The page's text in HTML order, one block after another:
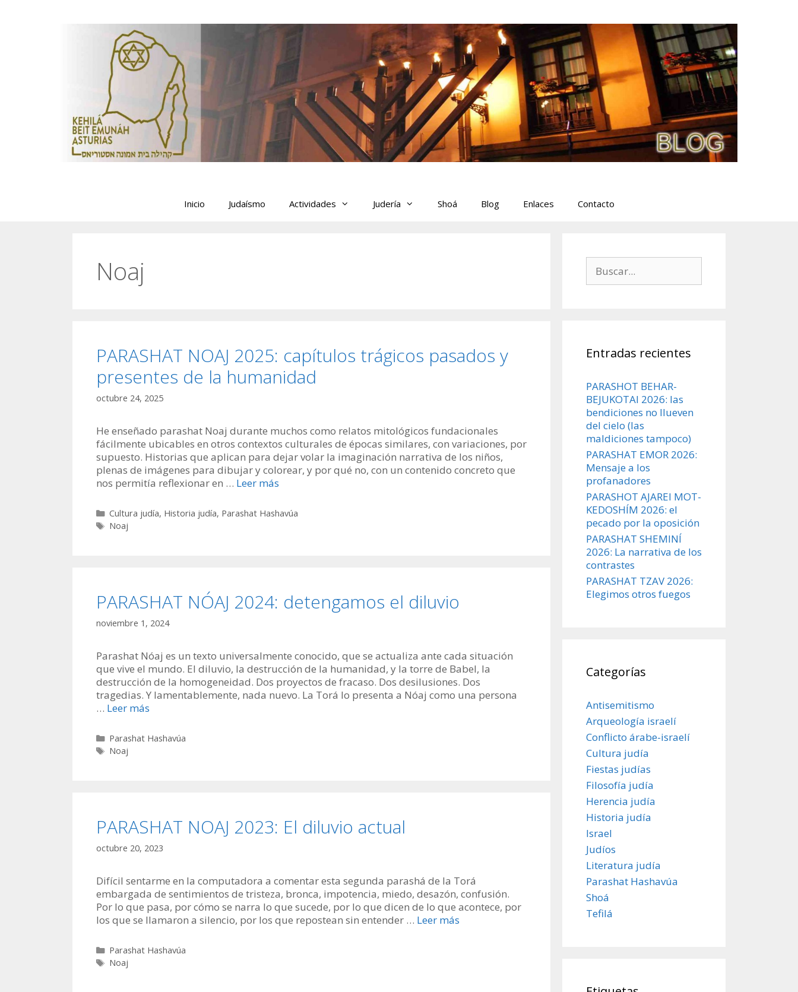
Inicio Judaísmo Actividades Judería Shoá Blog Enlaces Contacto
Noaj
PARASHAT NOAJ 2025: capítulos trágicos pasados y
presentes de la humanidad
octubre 24, 2025
He enseñado parashat Noaj durante muchos como relatos mitológicos fundacionales
fácilmente ubicables en otros contextos culturales de épocas similares, con variaciones, por
supuesto. Historias que aplican para dejar volar la imaginación narrativa de los niños,
plenas de imágenes para dibujar y colorear, y por qué no, con un contenido concreto que
nos permitía reflexionar en … Leer más
Categorías
Cultura judía, Historia judía, Parashat Hashavúa
Etiquetas
Noaj
PARASHAT NÓAJ 2024: detengamos el diluvio
noviembre 1, 2024
Parashat Nóaj es un texto universalmente conocido, que se actualiza ante cada situación
que vive el mundo. El diluvio, la destrucción de la humanidad, y la torre de Babel, la
destrucción de la homogeneidad. Dos proyectos de fracaso. Dos desilusiones. Dos
tragedias. Y lamentablemente, nada nuevo. La Torá lo presenta a Nóaj como una persona
… Leer más
Categorías
Parashat Hashavúa
Etiquetas
Noaj
PARASHAT NOAJ 2023: El diluvio actual
octubre 20, 2023
Difícil sentarme en la computadora a comentar esta segunda parashá de la Torá
embargada de sentimientos de tristeza, bronca, impotencia, miedo, desazón, confusión.
Por lo que pasa, por cómo se narra lo que sucede, por lo que dicen de lo que acontece, por
los que se llamaron a silencio, por los que repostean sin entender … Leer más
Categorías
Parashat Hashavúa
Etiquetas
Noaj
Entradas recientes
PARASHOT BEHAR-
BEJUKOTAI 2026: las
bendiciones no llueven
del cielo (las
maldiciones tampoco)
PARASHAT EMOR 2026:
Mensaje a los
profanadores
PARASHOT AJAREI MOT-
KEDOSHÍM 2026: el
pecado por la oposición
PARASHAT SHEMINÍ
2026: La narrativa de los
contrastes
PARASHAT TZAV 2026:
Elegimos otros fuegos
Categorías
Antisemitismo
Arqueología israelí
Conflicto árabe-israelí
Cultura judía
Fiestas judías
Filosofía judía
Herencia judía
Historia judía
Israel
Judíos
Literatura judía
Parashat Hashavúa
Shoá
Tefilá